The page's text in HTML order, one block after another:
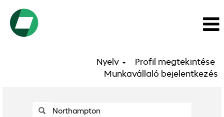
Nyelv
Profil megtekintése
Munkavállaló bejelentkezés